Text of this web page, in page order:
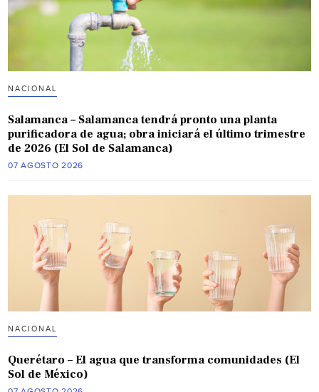
NACIONAL
Salamanca – Salamanca tendrá pronto una planta
purificadora de agua; obra iniciará el último trimestre
de 2026 (El Sol de Salamanca)
07 AGOSTO 2026
NACIONAL
Querétaro – El agua que transforma comunidades (El
Sol de México)